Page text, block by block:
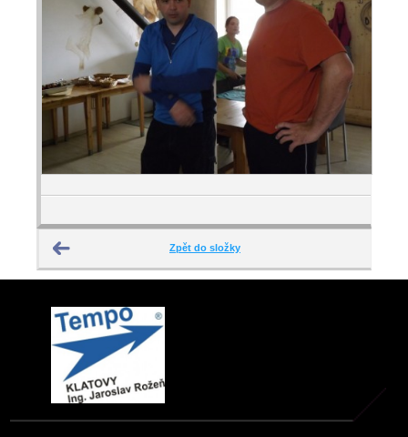
Zpět do složky